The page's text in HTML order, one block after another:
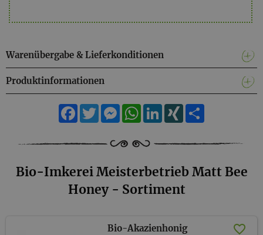
Warenübergabe & Lieferkonditionen
Produktinformationen
Facebook
TwitterMessengerWhatsApp
LinkedIn
XING
Bio-Imkerei Meisterbetrieb Matt Bee
Honey - Sortiment
Bio-Akazienhonig